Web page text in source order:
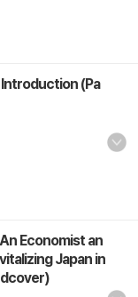
(Pa
Economist an
Japan in